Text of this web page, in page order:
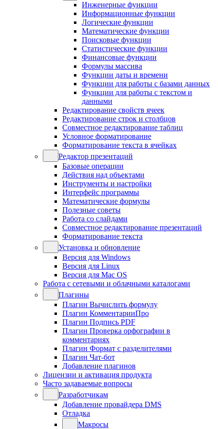
Инженерные функции
Информационные функции
Логические функции
Математические функции
Поисковые функции
Статистические функции
Финансовые функции
Формулы массива
Функции даты и времени
Функции для работы с базами данных
Функции для работы с текстом и
данными
Редактирование свойств ячеек
Редактирование строк и столбцов
Совместное редактирование таблиц
Условное форматирование
Форматирование текста в ячейках
Редактор презентаций
Базовые операции
Действия над объектами
Инструменты и настройки
Интерфейс программы
Математические формулы
Полезные советы
Работа со слайдами
Совместное редактирование презентаций
Форматирование текста
Установка и обновление
Версия для Windows
Версия для Linux
Версия для Mac OS
Работа с сетевыми и облачными каталогами
Плагины
Плагин Вычислить формулу
Плагин КомментарииПро
Плагин Подпись PDF
Плагин Проверка орфографии в
комментариях
Плагин Формат с разделителями
Плагин Чат-бот
Добавление плагинов
Лицензии и активация продукта
Часто задаваемые вопросы
Разработчикам
Добавление провайдера DMS
Отладка
Макросы